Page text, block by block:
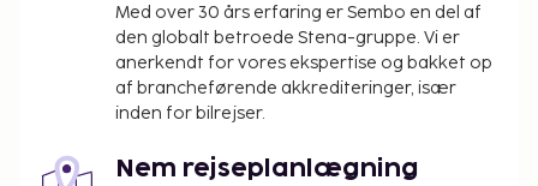
Med over 30 års erfaring er Sembo en del af
den globalt betroede Stena-gruppe. Vi er
anerkendt for vores ekspertise og bakket op
af brancheførende akkrediteringer, især
inden for bilrejser.
Nem rejseplanlægning